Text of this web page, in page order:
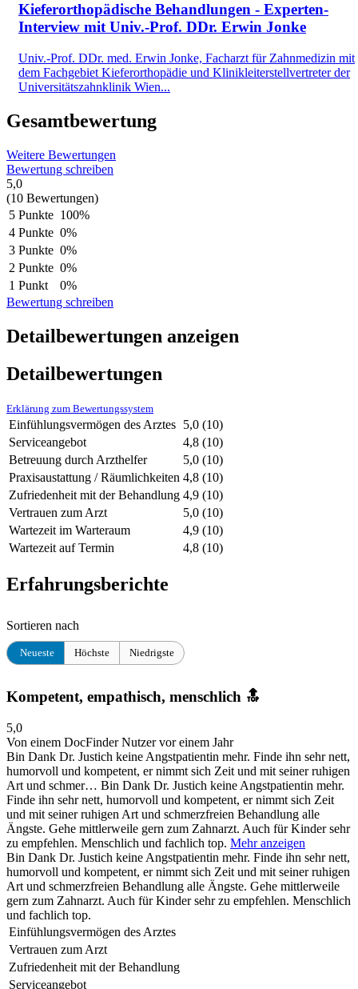
Kieferorthopädische Behandlungen - Experten-
Interview mit Univ.-Prof. DDr. Erwin Jonke
Univ.-Prof. DDr. med. Erwin Jonke, Facharzt für Zahnmedizin mit
dem Fachgebiet Kieferorthopädie und Klinikleiterstellvertreter der
Universitätszahnklinik Wien...
Gesamtbewertung
Weitere Bewertungen
Bewertung schreiben
5,0
(10 Bewertungen)
5 Punkte 100%
4 Punkte 0%
3 Punkte 0%
2 Punkte 0%
1 Punkt
0%
Bewertung schreiben
Detailbewertungen anzeigen
Detailbewertungen
Erklärung zum Bewertungssystem
Einfühlungsvermögen des Arztes 5,0 (10)
Serviceangebot
4,8 (10)
Betreuung durch Arzthelfer
5,0 (10)
Praxisaustattung / Räumlichkeiten 4,8 (10)
Zufriedenheit mit der Behandlung 4,9 (10)
Vertrauen zum Arzt
5,0 (10)
Wartezeit im Warteraum
4,9 (10)
Wartezeit auf Termin
4,8 (10)
Erfahrungsberichte
Sortieren nach
Neueste Höchste Niedrigste
Kompetent, empathisch, menschlich 🔝
5,0
Von einem DocFinder Nutzervor einem Jahr
Bin Dank Dr. Justich keine Angstpatientin mehr. Finde ihn sehr nett,
humorvoll und kompetent, er nimmt sich Zeit und mit seiner ruhigen
Art und schmer… Bin Dank Dr. Justich keine Angstpatientin mehr.
Finde ihn sehr nett, humorvoll und kompetent, er nimmt sich Zeit
und mit seiner ruhigen Art und schmerzfreien Behandlung alle
Ängste. Gehe mittlerweile gern zum Zahnarzt. Auch für Kinder sehr
zu empfehlen. Menschlich und fachlich top. Mehr anzeigen
Bin Dank Dr. Justich keine Angstpatientin mehr. Finde ihn sehr nett,
humorvoll und kompetent, er nimmt sich Zeit und mit seiner ruhigen
Art und schmerzfreien Behandlung alle Ängste. Gehe mittlerweile
gern zum Zahnarzt. Auch für Kinder sehr zu empfehlen. Menschlich
und fachlich top.
Einfühlungsvermögen des Arztes
Vertrauen zum Arzt
Zufriedenheit mit der Behandlung
Serviceangebot